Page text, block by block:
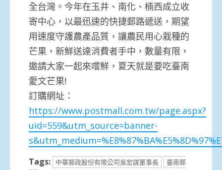
全台灣。今年在玉井、南化、楠西成立收
寄中心，以最迅速的快捷郵路遞送，期望
用速度守護農產品質，讓農民用心栽種的
芒果，新鮮送達消費者手中，數量有限，
邀請大家一起來嚐鮮，夏天就是要吃臺南
愛文芒果!
訂購網址：
https://www.postmall.com.tw/page.aspx?
uid=559&utm_source=banner-
Tags: 中華郵政股份有限公司吳宏謀董事長 臺南郵